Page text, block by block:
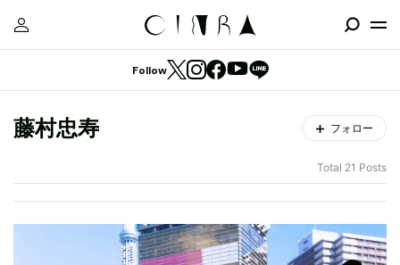
Follow
藤村忠寿 フォロー
Total 21 Posts